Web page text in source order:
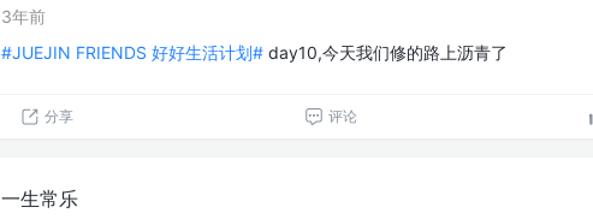
3年前
#JUEJIN FRIENDS 好好生活计划# day10,今天我们修的路上沥青了
分享 评论
一生常乐